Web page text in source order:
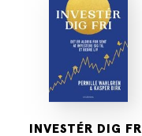
INVESTÉR DIG FRI